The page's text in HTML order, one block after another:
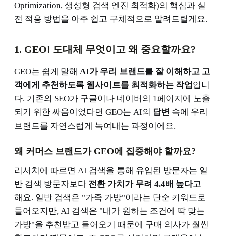
Optimization, 생성형 검색 엔진 최적화)의 핵심과 실
전 적용 방법을 아주 쉽고 구체적으로 알려드릴게요.
1. GEO! 도대체 무엇이고 왜 중요할까요?
GEO는 쉽게 말해 AI가 우리 브랜드를 잘 이해하고 고
객에게 추천하도록 웹사이트를 최적화하는 작업 입니
다. 기존의 SEO가 구글이나 네이버의 1페이지에 노출
되기 위한 싸움이었다면 GEO는 AI의 답변 속에 우리
브랜드를 자연스럽게 녹여내는 과정이에요.
왜 커머스 브랜드가 GEO에 집중해야 할까요?
리서치에 따르면 AI 검색을 통해 유입된 방문자는 일
반 검색 방문자보다 전환 가치가 무려 4.4배 높다고
해요. 일반 검색은 "가죽 가방"이라는 단순 키워드로
들어오지만, AI 검색은 "내가 원하는 조건에 딱 맞는
가방"을 추천받고 들어오기 때문에 구매 의사가 훨씬